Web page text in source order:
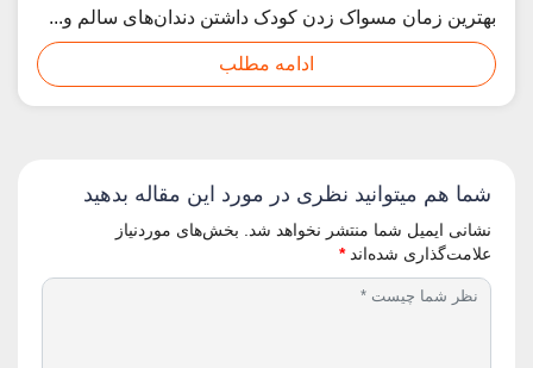
بهترین زمان مسواک زدن کودک داشتن دندان‌های سالم و...
ادامه مطلب
شما هم میتوانید نظری در مورد این مقاله بدهید
نشانی ایمیل شما منتشر نخواهد شد. بخش‌های موردنیاز
علامت‌گذاری شده‌اند*